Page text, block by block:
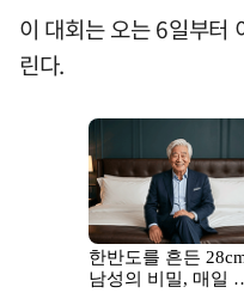
이 대회는 오는 6일부터
린다.